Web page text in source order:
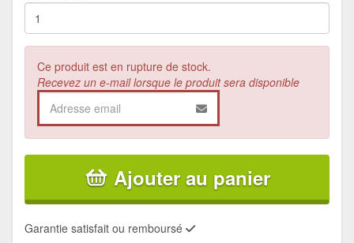
Ce produit est en rupture de stock.
Recevez un e-mail lorsque le produit sera disponible
Ajouter au panier
Garantie satisfait ou remboursé